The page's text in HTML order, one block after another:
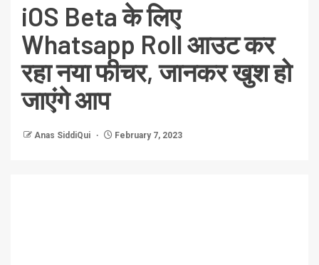
iOS Beta के लिए
Whatsapp Roll आउट कर
रहा नया फीचर, जानकर खुश हो
जाएंगे आप
Anas SiddiQui February 7, 2023